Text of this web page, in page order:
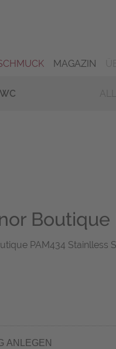
MAGAZIN
Boutique
PAM434 Stainlless
ANLEGEN